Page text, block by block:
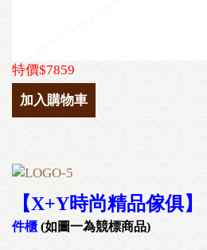
特價$7859
加入購物車
【X+Y時尚精品傢俱】
件櫃 (如圖一為競標商品)